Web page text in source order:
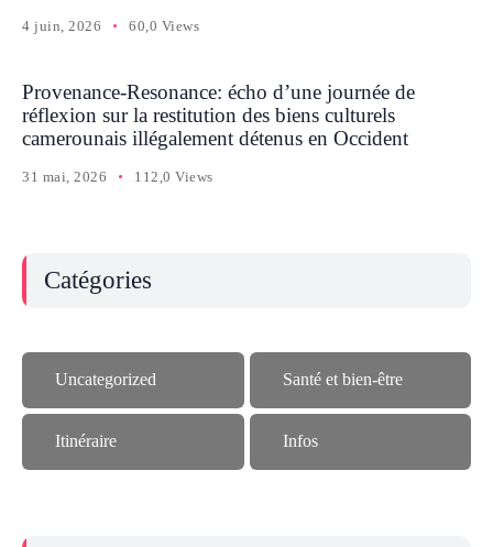
4 juin, 2026 60,0 Views
Provenance-Resonance: écho d’une journée de
réflexion sur la restitution des biens culturels
camerounais illégalement détenus en Occident
31 mai, 2026 112,0 Views
Catégories
Uncategorized Santé et bien-être
Itinéraire Infos